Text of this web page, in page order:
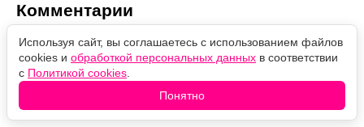
Комментарии
Используя сайт, вы соглашаетесь с использованием файлов
cookies и обработкой персональных данных в соответствии
с Политикой cookies
Понятно